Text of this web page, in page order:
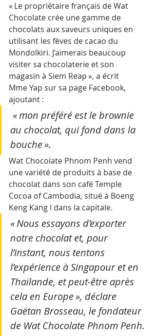
« Le propriétaire français de Wat
Chocolate crée une gamme de
chocolats aux saveurs uniques en
utilisant les fèves de cacao du
Mondolkiri. J’aimerais beaucoup
visiter sa chocolaterie et son
magasin à Siem Reap », a écrit
Mme Yap sur sa page Facebook,
ajoutant :
au chocolat, qui fond dans la
bouche ».
Wat Chocolate Phnom Penh vend
une variété de produits à base de
chocolat dans son café Temple
Cocoa of Cambodia, situé à Boeng
Keng Kang I dans la capitale.
« Nous essayons d’exporter
notre chocolat et, pour
l’instant, nous tentons
l’expérience à Singapour et en
Thaïlande, et peut-être après
cela en Europe », déclare
Gaëtan Brosseau, le fondateur
de Wat Chocolate Phnom Penh.